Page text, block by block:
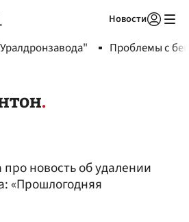
Новости
Проблемы с
новость об удалении
«Прошлогодняя